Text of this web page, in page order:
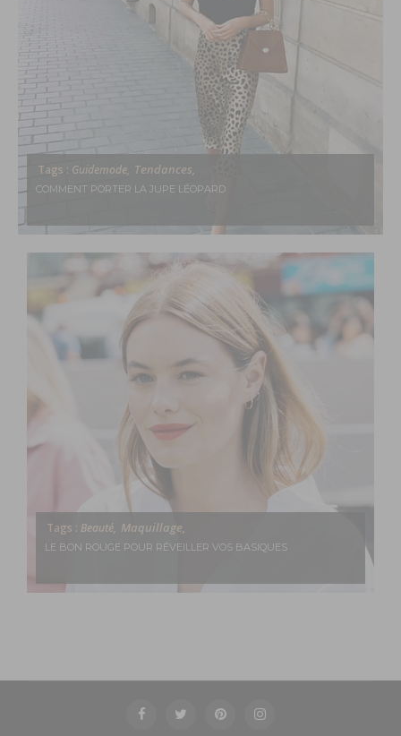
Tags : Guidemode, Tendances,
COMMENT PORTER LA JUPE LÉOPARD
Tags : Beauté, Maquillage,
LE BON ROUGE POUR RÉVEILLER VOS BASIQUES